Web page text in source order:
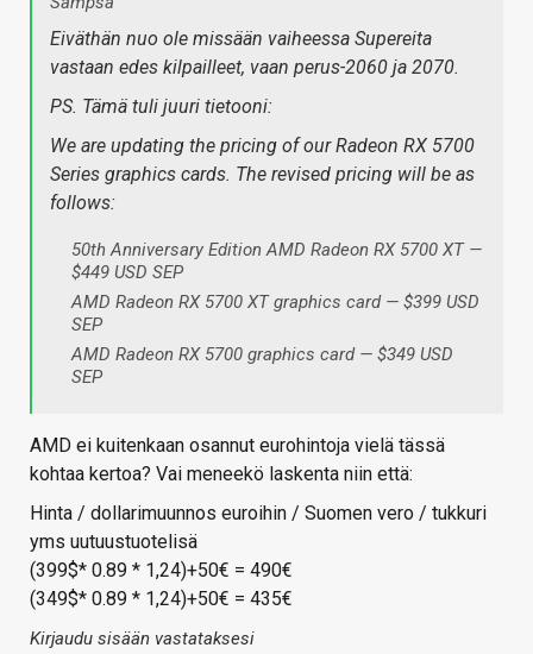
Eiväthän nuo ole missään vaiheessa Supereita
vastaan edes kilpailleet, vaan perus-2060 ja 2070.
PS. Tämä tuli juuri tietooni:
We are updating the pricing of our Radeon RX 5700
Series graphics cards. The revised pricing will be as
follows:
50th Anniversary Edition AMD Radeon RX 5700 XT —
$449 USD SEP
AMD Radeon RX 5700 XT graphics card — $399 USD
SEP
AMD Radeon RX 5700 graphics card — $349 USD
SEP
AMD ei kuitenkaan osannut eurohintoja vielä tässä
kohtaa kertoa? Vai meneekö laskenta niin että:
Hinta / dollarimuunnos euroihin / Suomen vero / tukkuri
yms uutuustuotelisä
(399$* 0.89 * 1,24)+50€ = 490€
(349$* 0.89 * 1,24)+50€ = 435€
Kirjaudu sisään vastataksesi